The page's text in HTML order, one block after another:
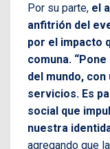
Por su parte, el
anfitrión del
por el impacto
comuna.
del mundo,
servicios. Es
social que
nuestra
agregando que